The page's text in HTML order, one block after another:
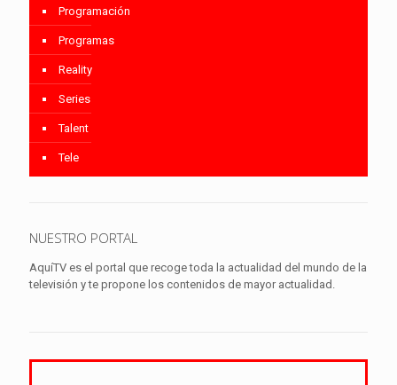
Programación
Programas
Reality
Series
Talent
Tele
NUESTRO PORTAL
AquíTV es el portal que recoge toda la actualidad del mundo de la
televisión y te propone los contenidos de mayor actualidad.